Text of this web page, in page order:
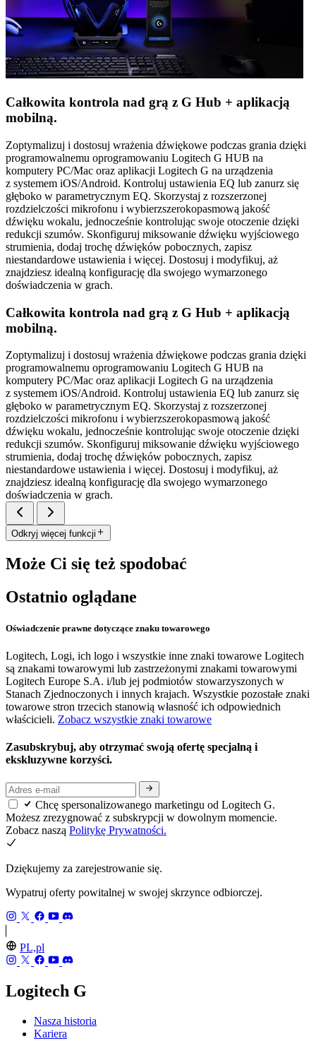
Całkowita kontrola nad grą z G Hub + aplikacją
mobilną.
Zoptymalizuj i dostosuj wrażenia dźwiękowe podczas grania dzięki
programowalnemu oprogramowaniu Logitech G HUB na
komputery PC/Mac oraz aplikacji Logitech G na urządzenia
z systemem iOS/Android. Kontroluj ustawienia EQ lub zanurz się
głęboko w parametrycznym EQ. Skorzystaj z rozszerzonej
rozdzielczości mikrofonu i wybierzszerokopasmową jakość
dźwięku wokalu, jednocześnie kontrolując swoje otoczenie dzięki
redukcji szumów. Skonfiguruj miksowanie dźwięku wyjściowego
strumienia, dodaj trochę dźwięków pobocznych, zapisz
niestandardowe ustawienia i więcej. Dostosuj i modyfikuj, aż
znajdziesz idealną konfigurację dla swojego wymarzonego
doświadczenia w grach.
Całkowita kontrola nad grą z G Hub + aplikacją
mobilną.
Zoptymalizuj i dostosuj wrażenia dźwiękowe podczas grania dzięki
programowalnemu oprogramowaniu Logitech G HUB na
komputery PC/Mac oraz aplikacji Logitech G na urządzenia
z systemem iOS/Android. Kontroluj ustawienia EQ lub zanurz się
głęboko w parametrycznym EQ. Skorzystaj z rozszerzonej
rozdzielczości mikrofonu i wybierzszerokopasmową jakość
dźwięku wokalu, jednocześnie kontrolując swoje otoczenie dzięki
redukcji szumów. Skonfiguruj miksowanie dźwięku wyjściowego
strumienia, dodaj trochę dźwięków pobocznych, zapisz
niestandardowe ustawienia i więcej. Dostosuj i modyfikuj, aż
znajdziesz idealną konfigurację dla swojego wymarzonego
doświadczenia w grach.
Odkryj więcej funkcji
Może Ci się też spodobać
Ostatnio oglądane
Oświadczenie prawne dotyczące znaku towarowego
Logitech, Logi, ich logo i wszystkie inne znaki towarowe Logitech
są znakami towarowymi lub zastrzeżonymi znakami towarowymi
Logitech Europe S.A. i/lub jej podmiotów stowarzyszonych w
Stanach Zjednoczonych i innych krajach. Wszystkie pozostałe znaki
towarowe stron trzecich stanowią własność ich odpowiednich
właścicieli. Zobacz wszystkie znaki towarowe
Zasubskrybuj, aby otrzymać swoją ofertę specjalną i
ekskluzywne korzyści.
Chcę spersonalizowanego marketingu od Logitech G.
Możesz zrezygnować z subskrypcji w dowolnym momencie.
Zobacz naszą Politykę Prywatności.
Dziękujemy za zarejestrowanie się.
Wypatruj oferty powitalnej w swojej skrzynce odbiorczej.
PL,pl
Logitech G
Nasza historia
Kariera